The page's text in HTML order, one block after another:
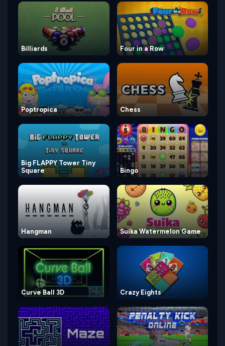
Billiards Four in a Row
Poptropica Chess
Big FLAPPY Tower Tiny
Square
Bingo
Hangman Suika Watermelon Game
Curve Ball 3D Crazy Eights